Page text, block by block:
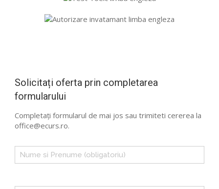
Solicitați oferta prin completarea
formularului
Completați formularul de mai jos sau trimiteti cererea la
office@ecurs.ro.